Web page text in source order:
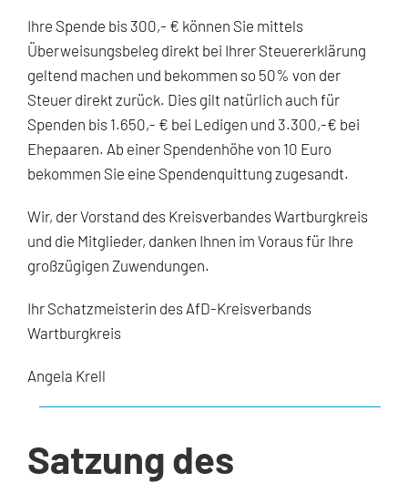
Ihre Spende bis 300,- € können Sie mittels
Überweisungsbeleg direkt bei Ihrer Steuererklärung
geltend machen und bekommen so 50% von der
Steuer direkt zurück. Dies gilt natürlich auch für
Spenden bis 1.650,- € bei Ledigen und 3.300,-€ bei
Ehepaaren. Ab einer Spendenhöhe von 10 Euro
bekommen Sie eine Spendenquittung zugesandt.
Wir, der Vorstand des Kreisverbandes Wartburgkreis
und die Mitglieder, danken Ihnen im Voraus für Ihre
großzügigen Zuwendungen.
Ihr Schatzmeisterin des AfD-Kreisverbands
Wartburgkreis
Angela Krell
Satzung des